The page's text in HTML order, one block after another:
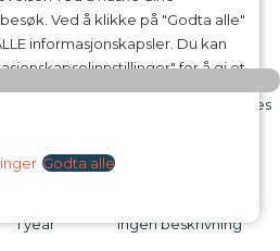
Ved å klikke på "Godta alle"
informasjonskapsler. Du kan
for å gi et
Godta alle
videoer brukeren har sett.
er de som analyseres
kategori.
Varighet
1 minute
1 year
Ingen beskrivning